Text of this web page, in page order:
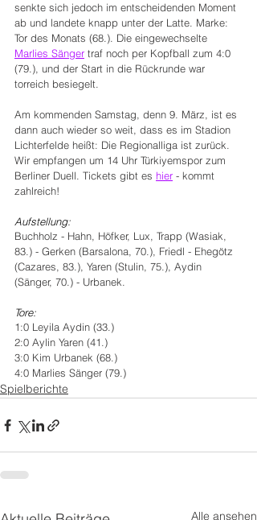
senkte sich jedoch im entscheidenden Moment
ab und landete knapp unter der Latte. Marke:
Tor des Monats (68.). Die eingewechselte
Marlies Sänger traf noch per Kopfball zum 4:0
(79.), und der Start in die Rückrunde war
torreich besiegelt.
Am kommenden Samstag, denn 9. März, ist es
dann auch wieder so weit, dass es im Stadion
Lichterfelde heißt: Die Regionalliga ist zurück.
Wir empfangen um 14 Uhr Türkiyemspor zum
Berliner Duell. Tickets gibt es hier - kommt
zahlreich!
Aufstellung:
Buchholz - Hahn, Höfker, Lux, Trapp (Wasiak,
83.) - Gerken (Barsalona, 70.), Friedl - Ehegötz
(Cazares, 83.), Yaren (Stulin, 75.), Aydin
(Sänger, 70.) - Urbanek.
Tore:
1:0 Leyila Aydin (33.)
2:0 Aylin Yaren (41.)
3:0 Kim Urbanek (68.)
4:0 Marlies Sänger (79.)
Spielberichte
Alle ansehen